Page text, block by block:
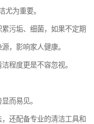
尤为重要。
污垢、细菌，如果不定期
，影响家人健康。
程度更是不容忽视。
而易见。
还配备专业的清洁工具和